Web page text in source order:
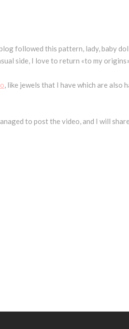
followed this pattern, lady, baby
side, I love to return «to my
, like jewels that I have which are also
to post the video, and I will